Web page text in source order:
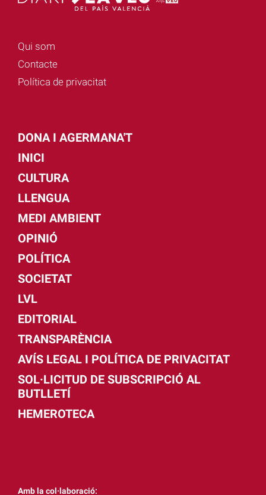
Qui som
Contacte
Política de privacitat
DONA I AGERMANA'T
INICI
CULTURA
LLENGUA
MEDI AMBIENT
OPINIÓ
POLÍTICA
SOCIETAT
LVL
EDITORIAL
TRANSPARÈNCIA
AVÍS LEGAL I POLÍTICA DE PRIVACITAT
SOL·LICITUD DE SUBSCRIPCIÓ AL
BUTLLETÍ
HEMEROTECA
Amb la col·laboració: